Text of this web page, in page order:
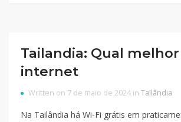
Tailandia: Qual
internet
Written on 7 de maio de 2024 in Tailândia
Na Tailândia há Wi-Fi grátis em